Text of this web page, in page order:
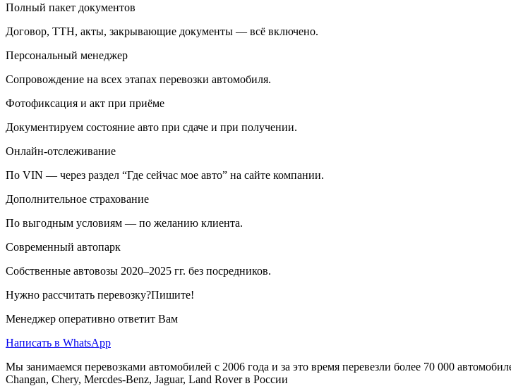
Полный пакет документов
Договор, ТТН, акты, закрывающие документы — всё включено.
Персональный менеджер
Сопровождение на всех этапах перевозки автомобиля.
Фотофиксация и акт при приёме
Документируем состояние авто при сдаче и при получении.
Онлайн-отслеживание
По VIN — через раздел “Где сейчас мое авто” на сайте компании.
Дополнительное страхование
По выгодным условиям — по желанию клиента.
Современный автопарк
Собственные автовозы 2020–2025 гг. без посредников.
Нужно рассчитать перевозку?Пишите!
Менеджер оперативно ответит Вам
Написать в WhatsApp
Мы занимаемся перевозками автомобилей с 2006 года и за это время перевезли более 70 000
Changan, Chery, Mercdes-Benz, Jaguar, Land Rover в России